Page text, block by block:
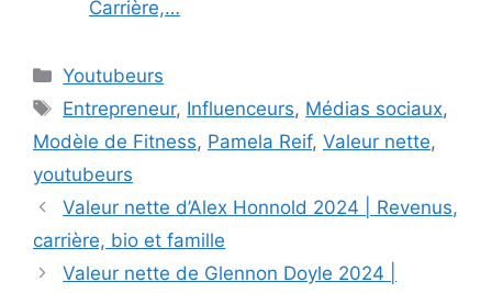
Carrière,…
Categories
Youtubeurs
Tags
Entrepreneur, Influenceurs, Médias sociaux,
Modèle de Fitness, Pamela Reif, Valeur nette,
youtubeurs
Valeur nette d’Alex Honnold 2024 | Revenus,
carrière, bio et famille
Valeur nette de Glennon Doyle 2024 |